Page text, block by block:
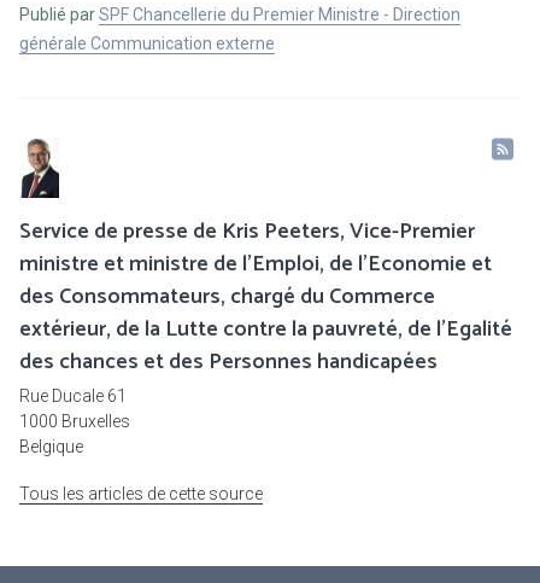
Publié parSPF Chancellerie du Premier Ministre - Direction
générale Communication externe
Service de presse de Kris Peeters, Vice-Premier
ministre et ministre de l'Emploi, de l'Economie et
des Consommateurs, chargé du Commerce
extérieur, de la Lutte contre la pauvreté, de l’Egalité
des chances et des Personnes handicapées
Rue Ducale 61
1000 Bruxelles
Belgique
Tous les articles de cette source